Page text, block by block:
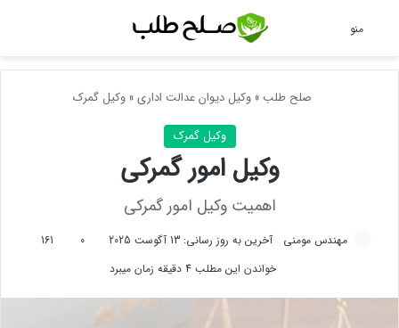
منو
صلح طلب » وکیل دیوان عدالت اداری» وکیل گمرک
وکیل گمرک
وکیل امور گمرکی
اهمیت وکیل امور گمرکی
مهندس مومنی آخرین به روز رسانی: 13 آگوست 2025 0
161
خواندن این مطلب 4 دقیقه زمان میبرد